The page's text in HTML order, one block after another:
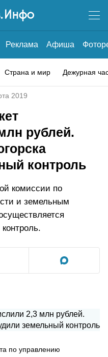
Реклама Афиша
Страна и мир Дежурная
2019
рублей.
контроль
комиссии по
и земельным
по управлению